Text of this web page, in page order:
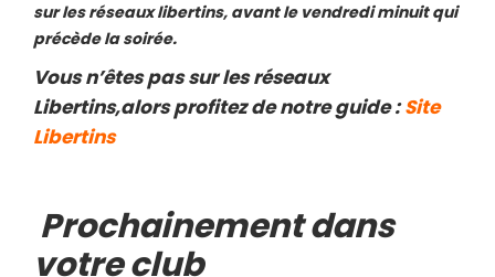
sur les réseaux libertins, avant le vendredi minuit qui
précède la soirée.
Vous n’êtes pas sur les réseaux
Libertins,alors profitez de notre guide :Site
Libertins
Prochainement dans
votre club